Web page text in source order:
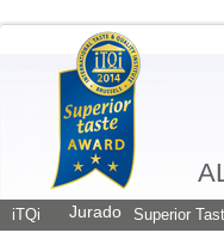
iTQi Jurado Superior